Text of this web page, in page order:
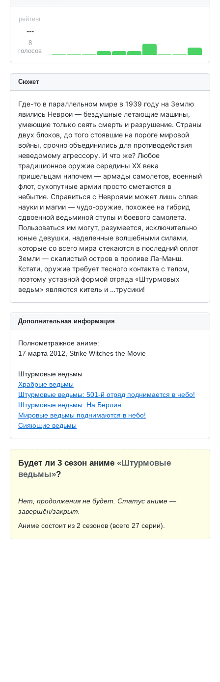
рейтинг
---
8
голосов
Сюжет
Где-то в параллельном мире в 1939 году на Землю
явились Неврои — бездушные летающие машины,
умеющие только сеять смерть и разрушение. Страны
двух блоков, до того стоявшие на пороге мировой
войны, срочно объединились для противодействия
неведомому агрессору. И что же? Любое
традиционное оружие середины XX века
пришельцам нипочем — армады самолетов, военный
флот, сухопутные армии просто сметаются в
небытие. Справиться с Невроями может лишь сплав
науки и магии — чудо-оружие, похожее на гибрид
сдвоенной ведьминой ступы и боевого самолета.
Пользоваться им могут, разумеется, исключительно
юные девушки, наделенные волшебными силами,
которые со всего мира стекаются в последний оплот
Земли — скалистый остров в проливе Ла-Манш.
Кстати, оружие требует тесного контакта с телом,
поэтому уставной формой отряда «Штурмовых
ведьм» являются китель и …трусики!
Дополнительная информация
Полнометражное аниме:
17 марта 2012, Strike Witches the Movie
Штурмовые ведьмы
Храбрые ведьмы
Штурмовые ведьмы: 501-й отряд поднимается в небо!
Штурмовые ведьмы: На Берлин
Мировые ведьмы поднимаются в небо!
Сияющие ведьмы
Будет ли 3 сезон аниме «Штурмовые
ведьмы»?
Нет, продолжения не будет. Статус аниме —
завершён/закрыт.
Аниме состоит из 2 сезонов (всего 27 серии).